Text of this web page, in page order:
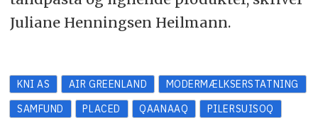
Juliane Henningsen Heilmann.
KNI AS AIR GREENLAND
MODERMÆLKSERSTATNING
SAMFUND
PLACED QAANAAQ PILERSUISOQ